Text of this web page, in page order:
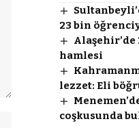
23 bin
hamlesi
lezzet: Eli
coşkusunda